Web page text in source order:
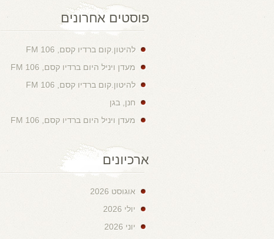
פוסטים אחרונים
להיטון.קום ברדיו קסם, 106 FM
מעדן ויניל היום ברדיו קסם, 106 FM
להיטון.קום ברדיו קסם, 106 FM
חנן, בגן
מעדן ויניל היום ברדיו קסם, 106 FM
ארכיונים
אוגוסט 2026
יולי 2026
יוני 2026